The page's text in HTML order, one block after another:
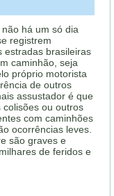
há um só dia
registrem
estradas brasileiras
caminhão, seja
próprio motorista
de outros
assustador é que
colisões ou outros
com caminhões
ocorrências leves.
são graves e
de feridos e